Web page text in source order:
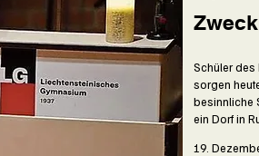
Zweck
Schüler des
sorgen
besinnliche
ein Dorf in
19.